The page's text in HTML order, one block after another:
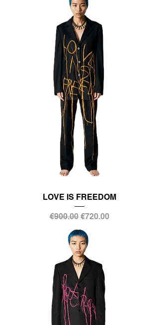
LOVE IS FREEDOM
通常価格
€900.00 セール価格
€720.00